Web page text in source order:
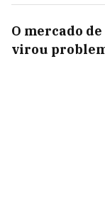
O mercado
virou